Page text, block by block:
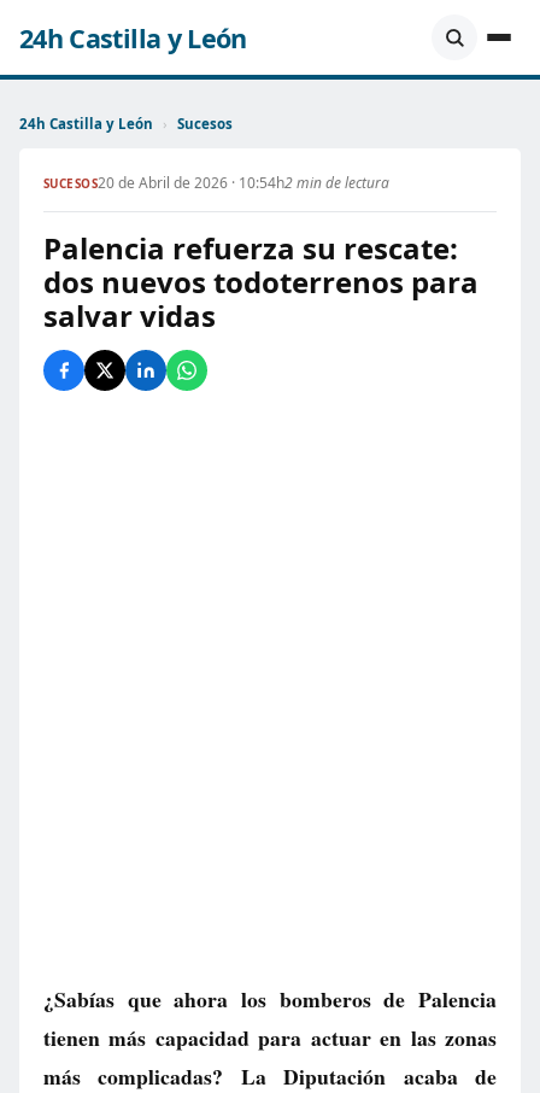
24h Castilla y León
24h Castilla y León › Sucesos
SUCESOS20 de Abril de 2026 · 10:54h2 min de lectura
Palencia refuerza su rescate:
dos nuevos todoterrenos para
salvar vidas
¿Sabías que ahora los bomberos de Palencia
tienen más capacidad para actuar en las zonas
más complicadas? La Diputación acaba de